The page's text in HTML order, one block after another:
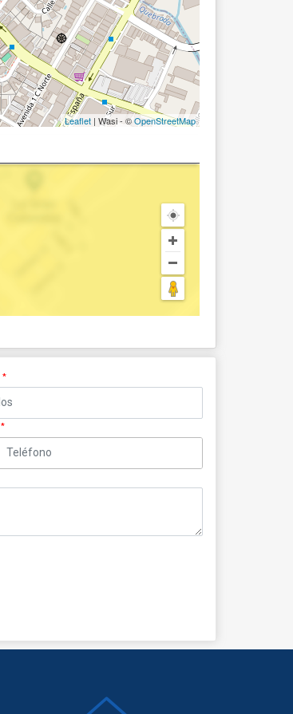
Leaflet | Wasi - ©OpenStreetMap
*
*